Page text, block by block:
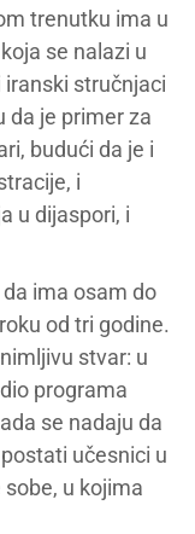
trenutku ima u
se nalazi u
stručnjaci
da je primer za
budući da je i
i
u dijaspori, i
ima osam do
od tri godine.
stvar: u
programa
se nadaju da
učesnici u
u kojima